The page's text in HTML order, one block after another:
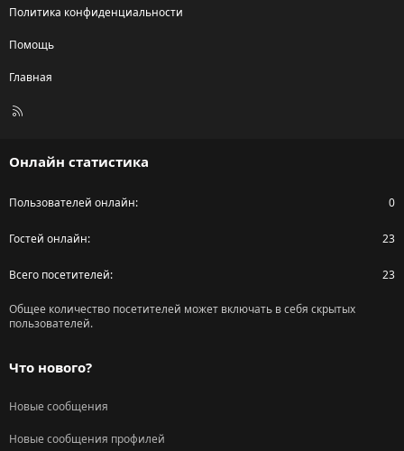
Политика конфиденциальности
Помощь
Главная
R
Онлайн статистика
Пользователей онлайн 0
Гостей онлайн 23
Всего посетителей 23
Общее количество посетителей может включать в себя скрытых
пользователей.
Что нового?
Новые сообщения
Новые сообщения профилей